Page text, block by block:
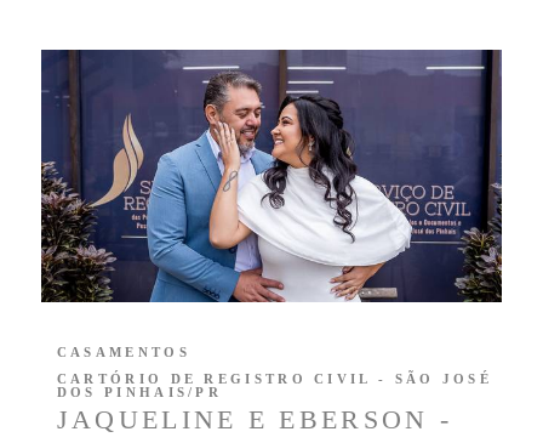
JAQUELINE E EBERSON -
CASAMENTOS
CARTÓRIO DE REGISTRO CIVIL - SÃO JOSÉ
DOS PINHAIS/PR